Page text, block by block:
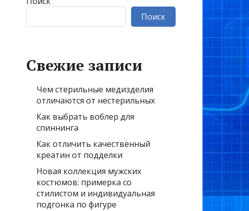
Поиск
Свежие записи
Чем стерильные медизделия
отличаются от нестерильных
Как выбрать воблер для
спиннинга
Как отличить качественный
креатин от подделки
Новая коллекция мужских
костюмов: примерка со
стилистом и индивидуальная
подгонка по фигуре